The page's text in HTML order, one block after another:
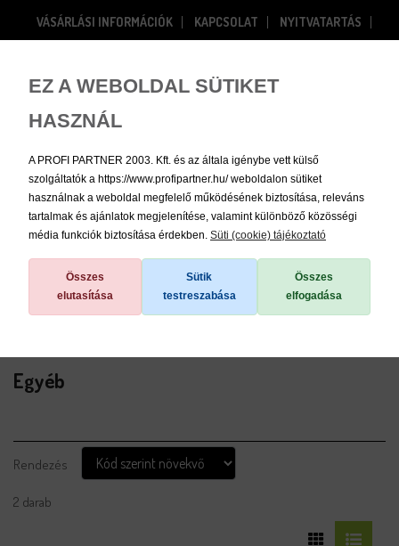
EZ A WEBOLDAL SÜTIKET
HASZNÁL
A PROFI PARTNER 2003. Kft. és az általa igénybe vett külső
szolgáltatók a https://www.profipartner.hu/ weboldalon sütiket
használnak a weboldal megfelelő működésének biztosítása, releváns
tartalmak és ajánlatok megjelenítése, valamint különböző közösségi
média funkciók biztosítása érdekben. Süti (cookie) tájékoztató
Összes
elutasítása
Sütik
testreszabása
Összes
elfogadása
VÁSÁRLÁSI INFORMÁCIÓK KAPCSOLAT
NYITVATARTÁS
Bejelentkezés Regisztráció
/ Egyéb
Egyéb
Rendezés
2 darab